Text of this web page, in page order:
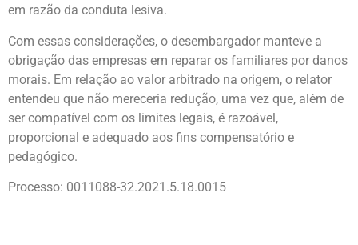
em razão da conduta lesiva.
Com essas considerações, o desembargador manteve a
obrigação das empresas em reparar os familiares por danos
morais. Em relação ao valor arbitrado na origem, o relator
entendeu que não mereceria redução, uma vez que, além de
ser compatível com os limites legais, é razoável,
proporcional e adequado aos fins compensatório e
pedagógico.
Processo: 0011088-32.2021.5.18.0015